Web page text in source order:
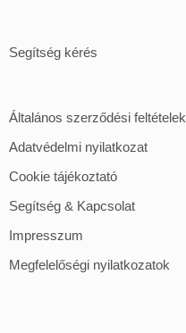
Segítség kérés
Általános szerződési feltételek
Adatvédelmi nyilatkozat
Cookie tájékoztató
Segítség & Kapcsolat
Impresszum
Megfelelőségi nyilatkozatok